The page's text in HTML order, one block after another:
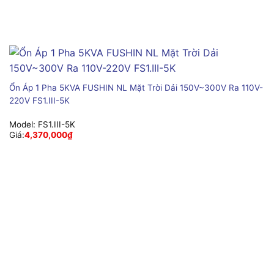
Ổn Áp 1 Pha 5KVA FUSHIN NL Mặt Trời Dải 150V~300V Ra 110V-
220V FS1.III-5K
Model: FS1.III-5K
Giá:4,370,000₫